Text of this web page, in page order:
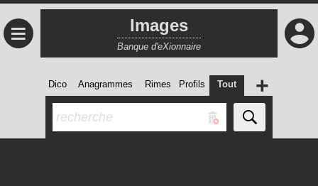
≡ Images
Banque d'eXionnaire
Dico Anagrammes Rimes Profils Tout +